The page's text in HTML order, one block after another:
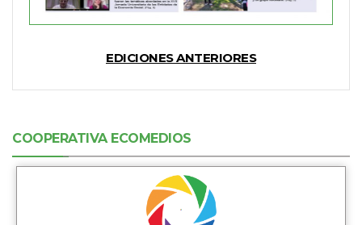
EDICIONES ANTERIORES
COOPERATIVA ECOMEDIOS